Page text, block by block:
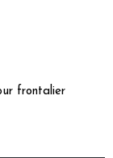
frontalier